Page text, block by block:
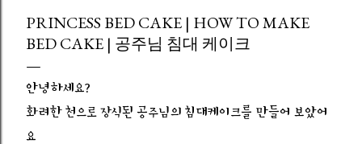
PRINCESS BED CAKE | HOW TO MAKE
BED CAKE | 공주님 침대 케이크
안녕하세요?
화려한 천으로 장식된 공주님의 침대케이크를 만들어 보았어
요